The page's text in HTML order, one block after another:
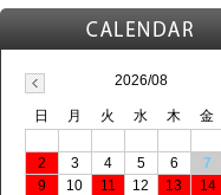
2026/08
日 月 火 水 木 金
2
3 4 5 6 7
9
10 11 12 13 14